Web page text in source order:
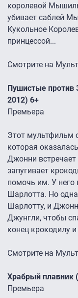
королевой
убивает саблей
Кукольное
принцессой...
Смотрите на
Пушистые
2012) 6+
Премьера
Этот мультфильм
которая
Джонни
запугивает
помочь им. У него
Шарлотта. Но
Шарлотту, и
Джунгли, чтобы
конец крокодилу
Смотрите на
Храбрый плавник
Премьера